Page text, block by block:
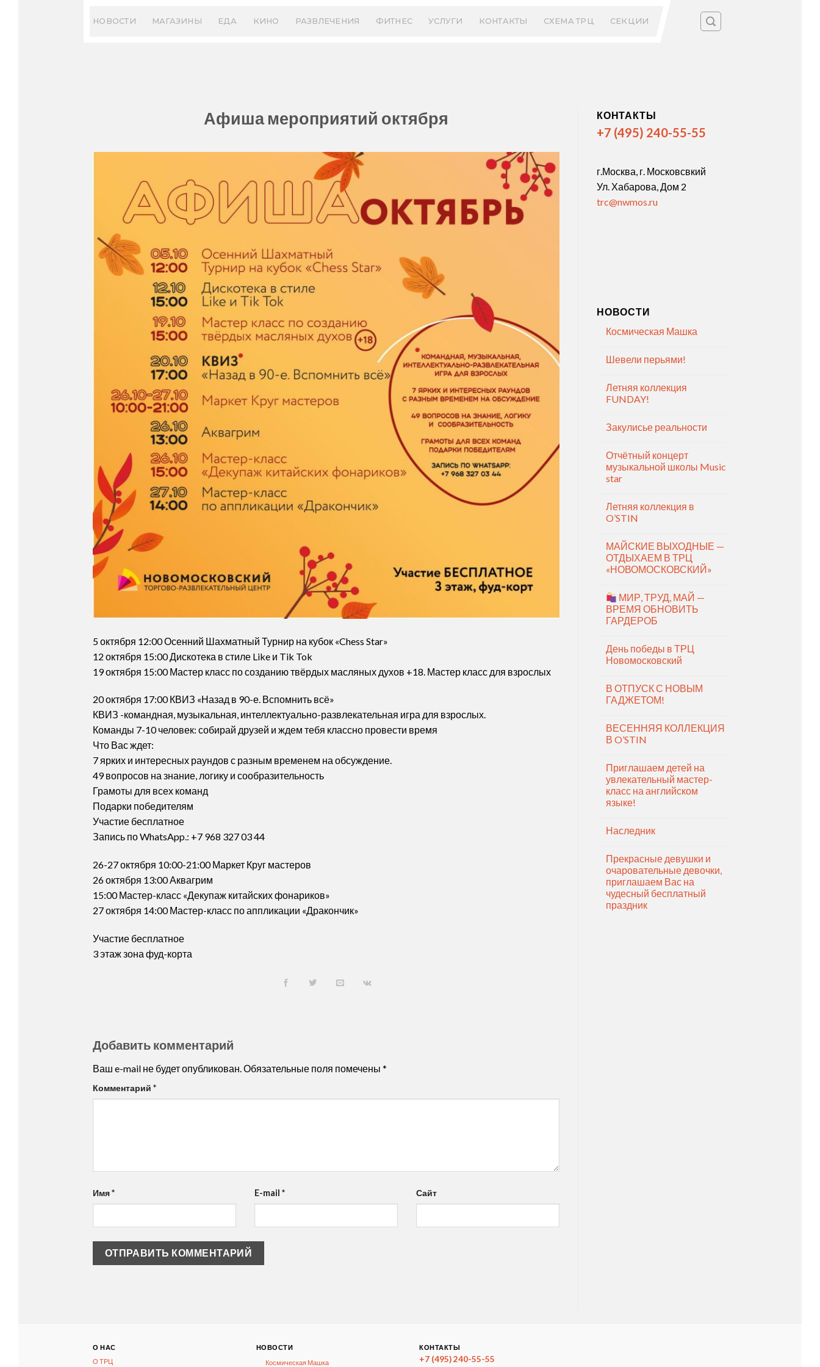
НОВОСТИ МАГАЗИНЫ ЕДА КИНО РАЗВЛЕЧЕНИЯ ФИТНЕС УСЛУГИ КОНТАКТЫ СХЕМА ТРЦ СЕКЦИИ
Афиша мероприятий октября
5 октября 12:00 Осенний Шахматный Турнир на кубок «Chess Star»
12 октября 15:00 Дискотека в стиле Like и Tik Tok
19 октября 15:00 Мастер класс по созданию твёрдых масляных духов +18. Мастер класс для взрослых
20 октября 17:00 КВИЗ «Назад в 90-е. Вспомнить всё»
КВИЗ -командная, музыкальная, интеллектуально-развлекательная игра для взрослых.
Команды 7-10 человек: собирай друзей и ждем тебя классно провести время
Что Вас ждет:
7 ярких и интересных раундов с разным временем на обсуждение.
49 вопросов на знание, логику и сообразительность
Грамоты для всех команд
Подарки победителям
Участие бесплатное
Запись по WhatsApp.: +7 968 327 03 44
26-27 октября 10:00-21:00 Маркет Круг мастеров
26 октября 13:00 Аквагрим
15:00 Мастер-класс «Декупаж китайских фонариков»
27 октября 14:00 Мастер-класс по аппликации «Дракончик»
Участие бесплатное
3 этаж зона фуд-корта
Добавить комментарий
Ваш e-mail не будет опубликован.Обязательные поля помечены *
Комментарий *
Имя* E-mail * Сайт
КОНТАКТЫ
+7 (495) 240-55-55
г.Москва, г. Московсвкий
Ул. Хабарова, Дом 2
trc@nwmos.ru
НОВОСТИ
Космическая Машка
Шевели перьями!
Летняя коллекция
FUNDAY!
Закулисье реальности
Отчётный концерт
музыкальной школы Music
star
Летняя коллекция в
O’STIN
МАЙСКИЕ ВЫХОДНЫЕ —
ОТДЫХАЕМ В ТРЦ
«НОВОМОСКОВСКИЙ»
МИР, ТРУД, МАЙ —
ВРЕМЯ ОБНОВИТЬ
ГАРДЕРОБ
День победы в ТРЦ
Новомосковский
В ОТПУСК С НОВЫМ
ГАДЖЕТОМ!
ВЕСЕННЯЯ КОЛЛЕКЦИЯ
В O’STIN
Приглашаем детей на
увлекательный мастер-
класс на английском
языке!
Наследник
Прекрасные девушки и
очаровательные девочки,
приглашаем Вас на
чудесный бесплатный
праздник
О НАС
О ТРЦ
НОВОСТИ
Космическая Машка
КОНТАКТЫ
+7 (495) 240-55-55